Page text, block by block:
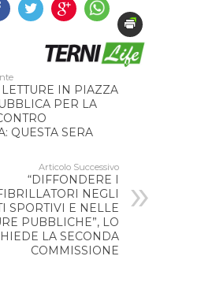
IN PIAZZA
PER LA
QUESTA SERA
Articolo Successivo
“DIFFONDERE I
NEGLI
SPORTIVI E NELLE
PUBBLICHE”, LO
LA SECONDA
COMMISSIONE